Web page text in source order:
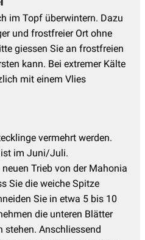
im Topf überwintern. Dazu
und frostfreier Ort ohne
giessen Sie an frostfreien
kann. Bei extremer Kälte
mit einem Vlies
vermehrt werden.
ist im Juni/Juli.
Trieb von der Mahonia
Sie die weiche Spitze
Sie in etwa 5 bis 10
die unteren Blätter
stehen. Anschliessend